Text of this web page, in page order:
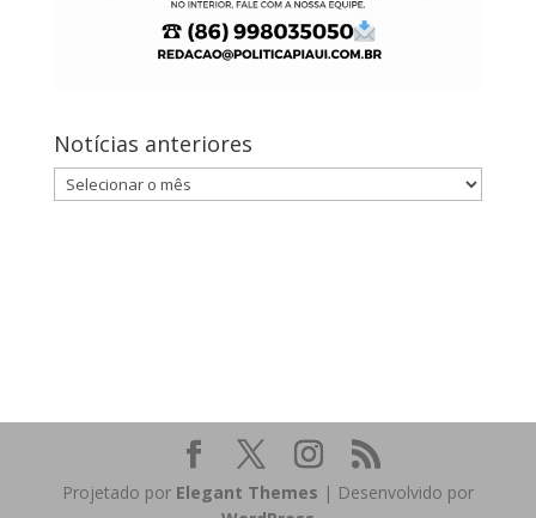
Notícias anteriores
Notícias
anteriores
Projetado por Elegant Themes | Desenvolvido por